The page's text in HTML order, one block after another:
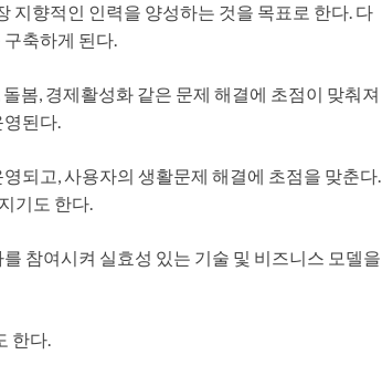
지향적인 인력을 양성하는 것을 목표로 한다. 다
축하게 된다.
봄, 경제활성화 같은 문제 해결에 초점이 맞춰져
영된다.
되고, 사용자의 생활문제 해결에 초점을 맞춘다.
기도 한다.
참여시켜 실효성 있는 기술 및 비즈니스 모델을
한다.